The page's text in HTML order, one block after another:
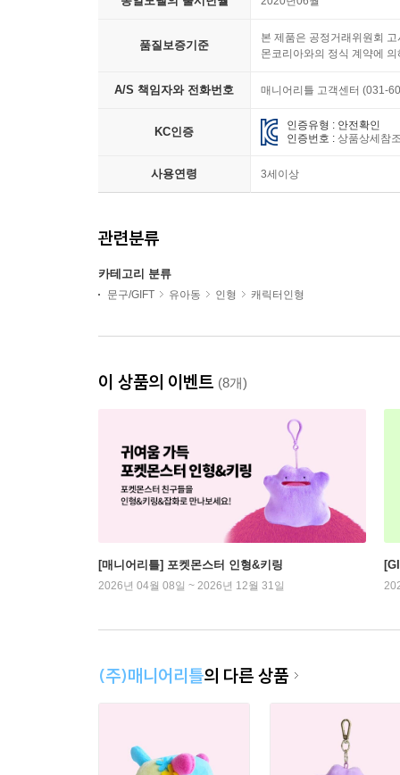
품질보증기준
본 제품은 공정거래위원회
몬코리아와의 정식 계약에
A/S 책임자와 전화번호 매니어리틀 고객센터 (031-
KC인증
인증유형 : 안전확인
인증번호 :상품상세참
사용연령 3세이상
관련분류
카테고리 분류
문구/GIFT 유아동 인형 캐릭터인형
이 상품의 이벤트 (8개)
[매니어리틀] 포켓몬스터 인형&키링
2026년 04월 08일 ~ 2026년 12월 31일
(주)매니어리틀의 다른 상품